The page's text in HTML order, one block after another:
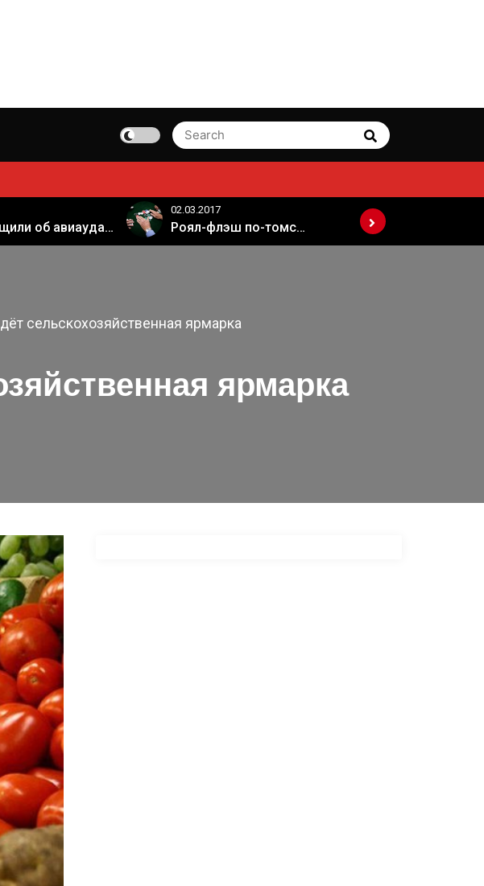
Search
for:
Search
США сообщили об авиаударе России по арабской коалиции в Сирии
02.03.2017
Роял-флэш по-томски
сельскохозяйственная ярмарка
ярмарка